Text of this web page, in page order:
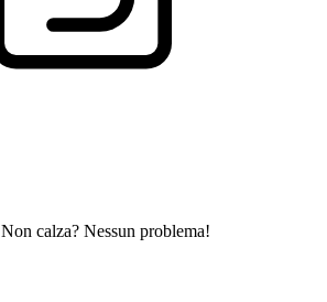
Non calza? Nessun problema!